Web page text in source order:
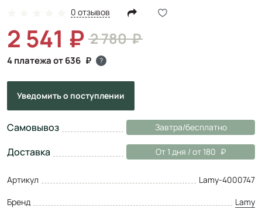
0 отзывов
2 780
2 541
4 платежа от 636 ?
Уведомитьо поступлении
Самовывоз Завтра/бесплатно
Доставка От 1 дня / от 180
Артикул
Lamy-4000747
Бренд
Lamy